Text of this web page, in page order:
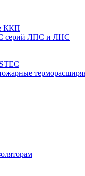
ККП
серий ЛПС и ЛНС